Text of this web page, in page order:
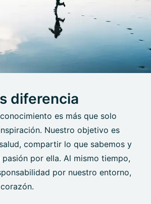
diferencia
es más que solo
Nuestro objetivo es
compartir lo que sabemos y
por ella. Al mismo tiempo,
por nuestro entorno,